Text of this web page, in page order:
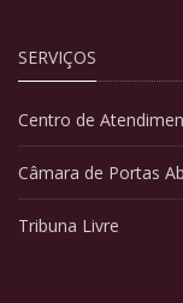
SERVIÇOS
Centro de
Câmara de Portas
Tribuna Livre